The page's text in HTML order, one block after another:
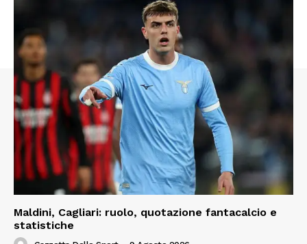
Maldini, Cagliari: ruolo, quotazione fantacalcio e
statistiche